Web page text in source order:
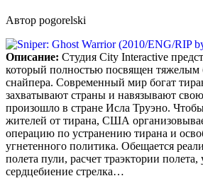
Автор pogorelski
Описание: Студия City Interactive
который полностью посвящен тяжелым
снайпера. Современный мир богат
захватывают страны и навязывают
произошло в стране Исла Труэно.
жителей от тирана, США
операцию по устранению тирана и
угнетенного политика. Обещается
полета пули, расчет траэктории
сердцебиение стрелка…